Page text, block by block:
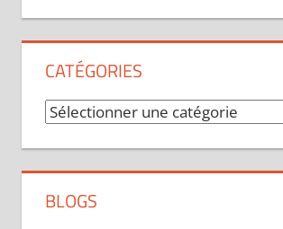
CATÉGORIES
Catégories
BLOGS